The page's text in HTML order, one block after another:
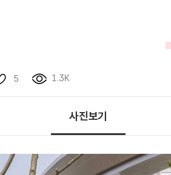
5 1.3K
사진보기